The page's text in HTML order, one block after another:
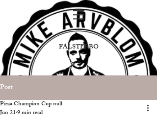
FALSTERBO
Post
Pizza Champion Cup null
Jun 219 min read